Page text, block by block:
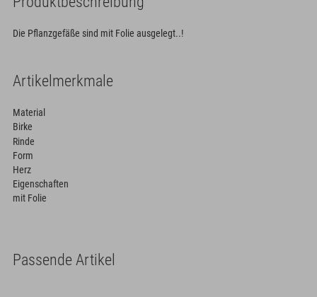
Die Pflanzgefäße sind mit Folie ausgelegt..!
Artikelmerkmale
Material
Birke
Rinde
Form
Herz
Eigenschaften
mit Folie
Passende Artikel